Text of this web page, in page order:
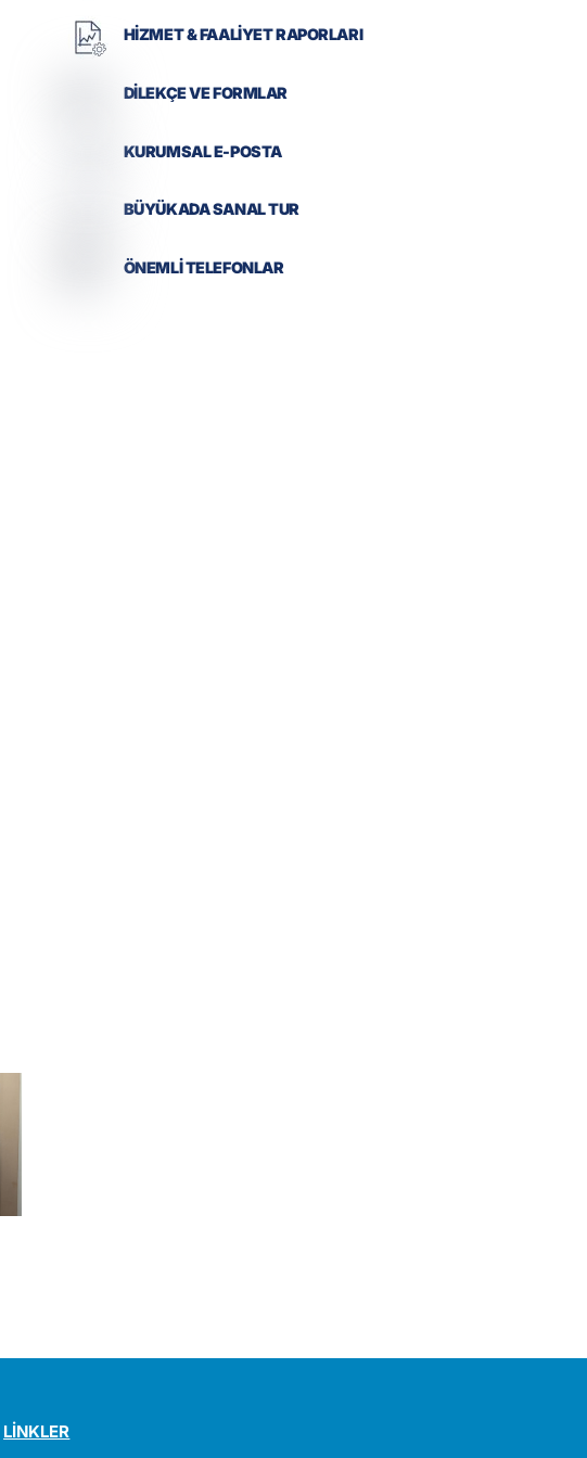
HİZMET & FAALİYET RAPORLARI
DİLEKÇE VE FORMLAR
KURUMSAL E-POSTA
BÜYÜKADA SANAL TUR
ÖNEMLİ TELEFONLAR
LİNKLER